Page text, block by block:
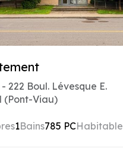
222 Boul. Lévesque E.
(Pont-Viau)
1Bains785 PCHabitable